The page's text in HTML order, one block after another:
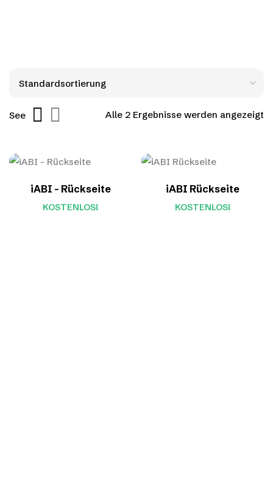
Alle 2 Ergebnisse werden angezeigt
See
iABI – Rückseite
KOSTENLOS!
iABI Rückseite
KOSTENLOS!